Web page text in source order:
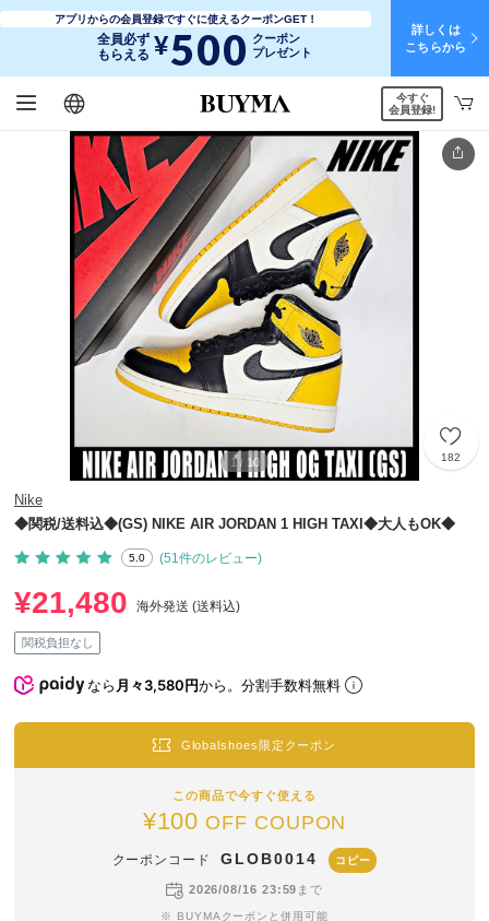
アプリからの会員登録ですぐに使えるクーポンGET！
全員必ず
もらえる ¥500 クーポン
プレゼント
詳しくは
こちらから
日本語
English
简体中文
繁體中文
今すぐ
会員登録!
1 / 10 182
Nike
◆関税/送料込◆(GS) NIKE AIR JORDAN 1 HIGH TAXI◆大人もOK◆
5.0 (51件のレビュー)
¥21,480 海外発送 (送料込)
関税負担なし
なら 月々3,580円から。分割手数料無料
Globalshoes限定クーポン
この商品で今すぐ使える
¥100 OFF COUPON
クーポンコード GLOB0014 コピー
2026/08/16 23:59 まで
※ BUYMAクーポンと併用可能